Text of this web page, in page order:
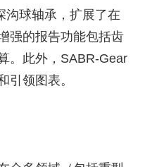
沟球轴承，扩展了在
强的报告功能包括齿
。此外，SABR-Gear
引领图表。